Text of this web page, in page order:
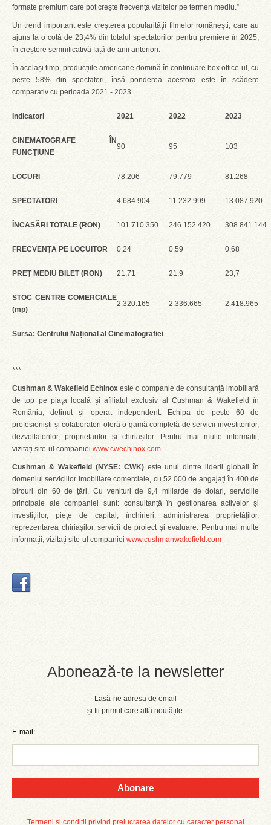
Abonează-te la newsletter
Lasă-ne adresa de email
și fii primul care află noutățile.
E-mail:
Abonare
Termeni și condiții privind prelucrarea datelor cu caracter personal
formate premium care pot crește frecvența vizitelor pe termen mediu.”
Un trend important este creșterea popularității filmelor românești, care au
ajuns la o cotă de 23,4% din totalul spectatorilor pentru premiere în 2025,
în creștere semnificativă față de anii anteriori.
În același timp, producțiile americane domină în continuare box office-ul, cu
peste 58% din spectatori, însă ponderea acestora este în scădere
comparativ cu perioada 2021 - 2023.
Indicatori 2021 2022 2023
CINEMATOGRAFE ÎN
FUNCŢIUNE
90 95 103
LOCURI 78.206 79.779 81.268
SPECTATORI 4.684.904 11.232.999 13.087.920
ÎNCASĂRI TOTALE (RON) 101.710.350 246.152.420 308.841.144
FRECVENŢA PE LOCUITOR 0,24 0,59 0,68
PREŢ MEDIU BILET (RON) 21,71 21,9 23,7
STOC CENTRE COMERCIALE
(mp)
2.320.165 2.336.665 2.418.965
Sursa: Centrului Național al Cinematografiei
***
Cushman & Wakefield Echinox este o companie de consultanţă imobiliară
de top pe piaţa locală şi afiliatul exclusiv al Cushman & Wakefield în
România, deținut și operat independent. Echipa de peste 60 de
profesioniști și colaboratori oferă o gamă completă de servicii investitorilor,
dezvoltatorilor, proprietarilor și chiriașilor. Pentru mai multe informații,
vizitați site-ul companiei www.cwechinox.com
Cushman & Wakefield (NYSE: CWK)este unul dintre liderii globali în
domeniul serviciilor imobiliare comerciale, cu 52.000 de angajați în 400 de
birouri din 60 de țări. Cu venituri de 9,4 miliarde de dolari, serviciile
principale ale companiei sunt: consultanță în gestionarea activelor şi
investițiilor, piețe de capital, închirieri, administrarea proprietăților,
reprezentarea chiriașilor, servicii de proiect și evaluare. Pentru mai multe
informații, vizitați site-ul companiei www.cushmanwakefield.com